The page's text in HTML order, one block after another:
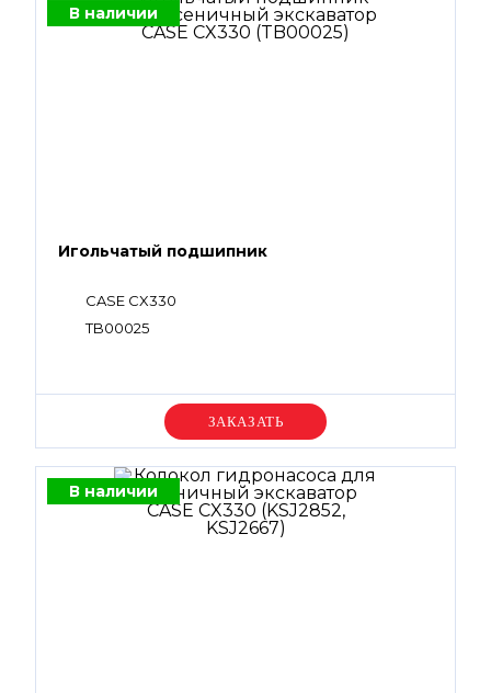
В наличии
Игольчатый подшипник
CASE CX330
TB00025
Уточняйте цену
В наличии